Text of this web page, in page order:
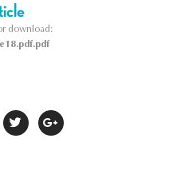
download: